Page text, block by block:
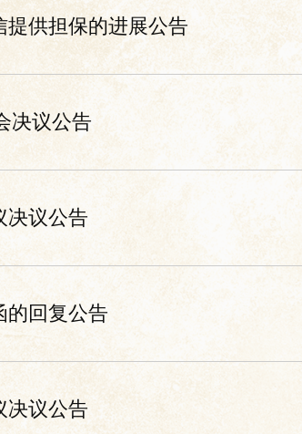
供担保的进展公告
决议公告
决议公告
的回复公告
决议公告